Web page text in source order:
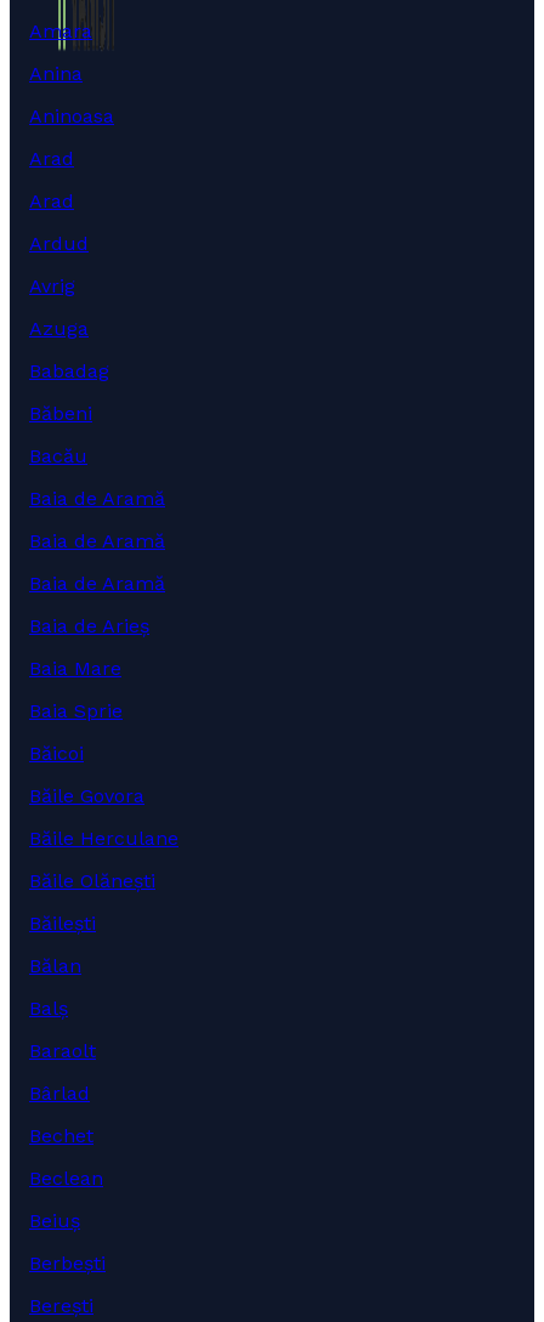
Amara
Anina
Aninoasa
Arad
Arad
Ardud
Avrig
Azuga
Babadag
Băbeni
Bacău
Baia de Aramă
Baia de Aramă
Baia de Aramă
Baia de Arieș
Baia Mare
Baia Sprie
Băicoi
Băile Govora
Băile Herculane
Băile Olănești
Băilești
Bălan
Balș
Baraolt
Bârlad
Bechet
Beclean
Beiuș
Berbești
Berești